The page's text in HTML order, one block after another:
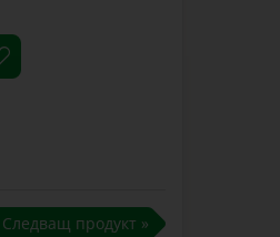
Следващ продукт »